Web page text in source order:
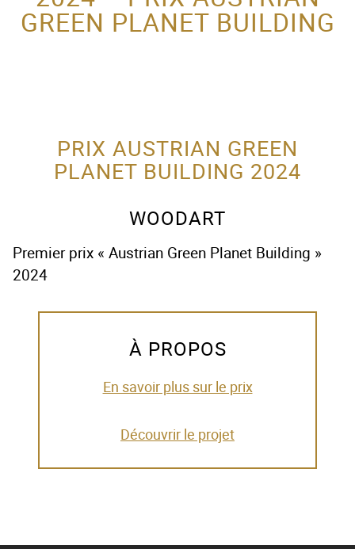
ACTEUR DE LA
GREEN PLANET BUILDING
PRIX AUSTRIAN GREEN
PLANET BUILDING 2024
WOODART
Premier prix « Austrian Green Planet Building »
2024
À PROPOS
En savoir plus sur le prix
Découvrir le projet